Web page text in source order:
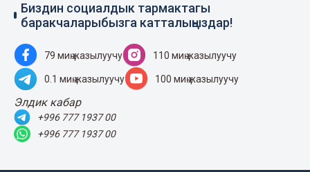
Биздин социалдык тармактагы
баракчаларыбызга катталыңыздар!
79 миң жазылуучу 110 миң жазылуучу
0.1 миң жазылуучу 100 миң жазылуучу
Элдик кабар
+996 777 1937 00
+996 777 1937 00